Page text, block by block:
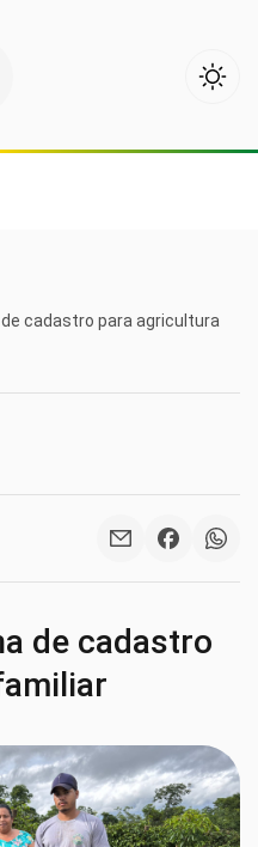
cadastro para agricultura
de cadastro